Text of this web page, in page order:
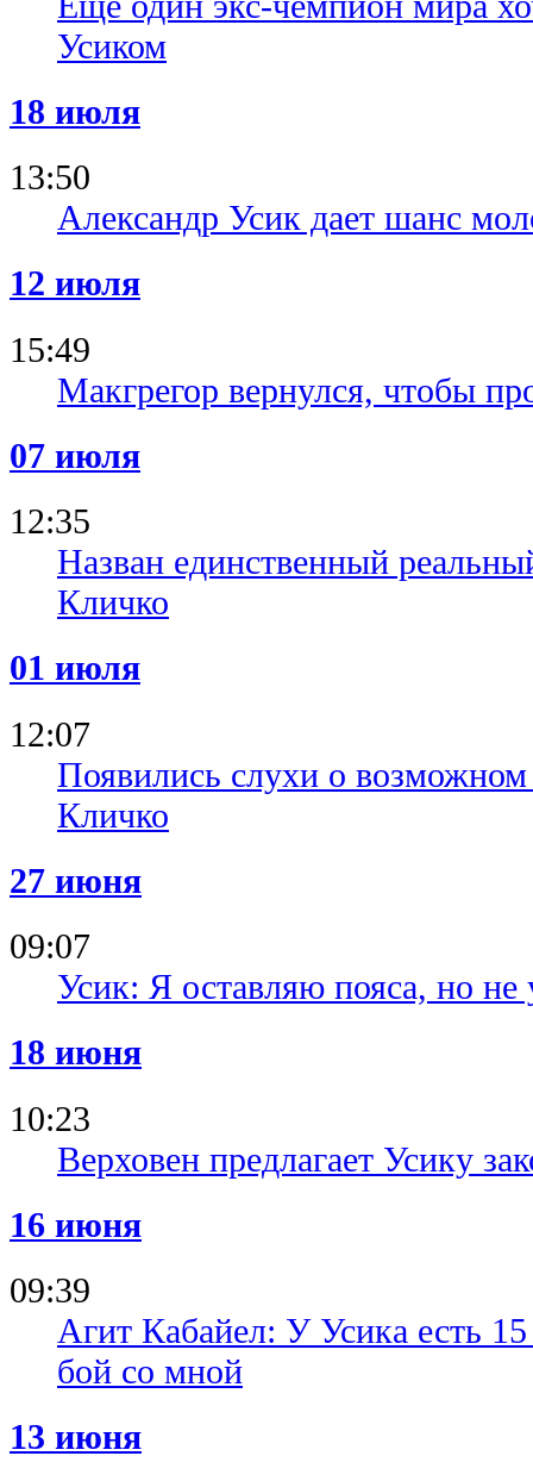
Усиком
18 июля
13:50
Александр Усик дает шанс
12 июля
15:49
Макгрегор вернулся, чтобы
07 июля
12:35
Назван единственный
Кличко
01 июля
12:07
Появились слухи о
Кличко
27 июня
09:07
Усик: Я оставляю пояса, но не
18 июня
10:23
Верховен предлагает Усику
16 июня
09:39
Агит Кабайел: У Усика есть
бой со мной
13 июня